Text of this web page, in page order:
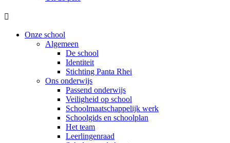

Onze school
Algemeen
De school
Identiteit
Stichting Panta Rhei
Ons onderwijs
Passend onderwijs
Veiligheid op school
Schoolmaatschappelijk werk
Schoolgids en schoolplan
Het team
Leerlingenraad